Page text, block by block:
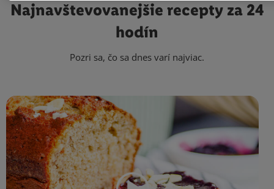
Najnavštevovanejšie recepty za 24
hodín
Pozri sa, čo sa dnes varí najviac.